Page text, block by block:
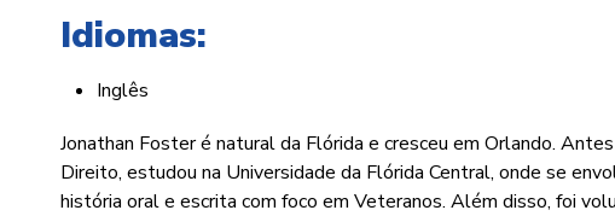
Idiomas:
Inglês
Jonathan Foster é natural da Flórida e cresceu em Orlando.
Direito, estudou na Universidade da Flórida Central, onde se
história oral e escrita com foco em Veteranos. Além disso, foi